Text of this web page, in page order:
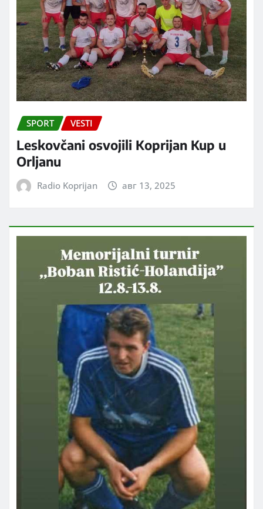
SPORT VESTI
Leskovčani osvojili Koprijan Kup u
Orljanu
Radio Koprijan авг 13, 2025